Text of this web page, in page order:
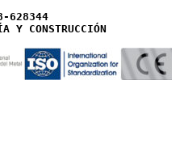
628344
Y CONSTRUCCIÓN